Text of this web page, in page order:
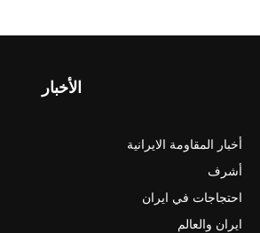
الأخبار
أخبار المقاومة الايرانية
أشرف
احتجاجات في ايران
ايران والعالم